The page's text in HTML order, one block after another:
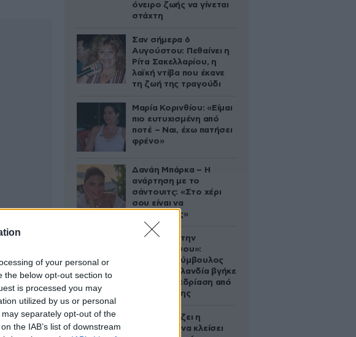
of your personal or
the below opt-out section to
is processed you may
utilized by us or personal
separately opt-out of the
the IAB’s list of downstream
όνειρο ζωής να γίνεται
στάχτη
Σαν σήμερα 6
Αυγούστου: Πεθαίνει η
Ρίτα Σακελλαρίου, η
λαϊκή ντίβα που έκανε
τη ζωή της τραγούδι
Μαρία Κορινθίου: «Είμαι
πιο ευτυχισμένη από
ποτέ – Ναι, έχω πατήσει
φρένο»
Δανάη Μπάρκα – Η
ανάρτηση με το
σάντουιτς: «Στο χέρι
σου είναι να
αδυνατίσεις»
«Βλέπουμε την
μπουγάδα σου»:
Δημοτική σύμβουλος
στη Νέα Ζηλανδία βγήκε
live σε συνεδρίαση από
το μπάνιο της
Πώς σχεδιάζει η
κυβέρνηση να κλείσει